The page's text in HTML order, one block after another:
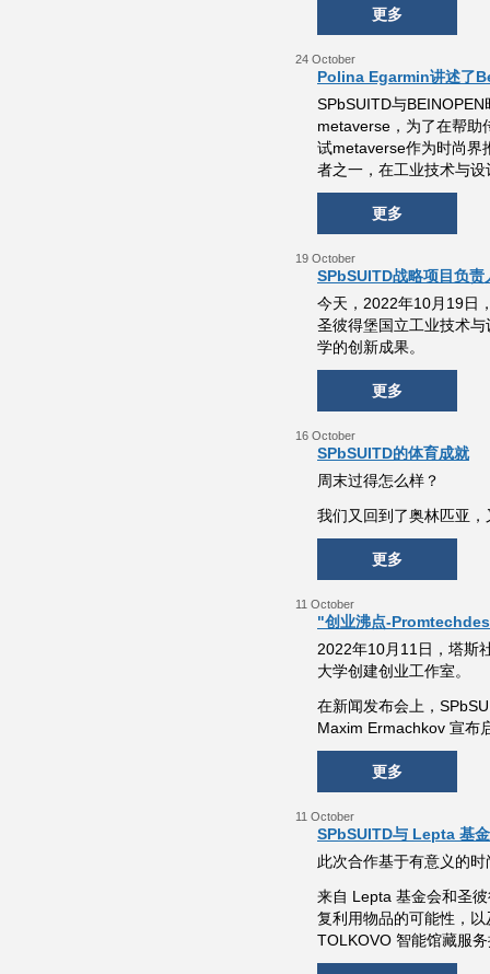
更多
24 October
Polina Egarmin讲述了
SPbSUITD与
metaverse，为了在帮助
试metaverse作为时尚界
者之一，在工业技术与
更多
19 October
SPbSUITD战略项目负
今天，2022年10月19日
圣彼得堡国立工业技术
学的创新成果。
更多
16 October
SPbSUITD的体育成就
周末过得怎么样？
我们又回到了奥林匹亚
更多
11 October
"创业沸点-
2022年10月11日，塔斯
大学创建创业工作室。
在新闻发布会上，
Maxim Ermachkov 宣布
更多
11 October
SPbSUITD与 Lepta 基
此次合作基于有意义的
来自 Lepta 基金会和圣
复利用物品的可能性，
TOLKOVO 智能馆藏服